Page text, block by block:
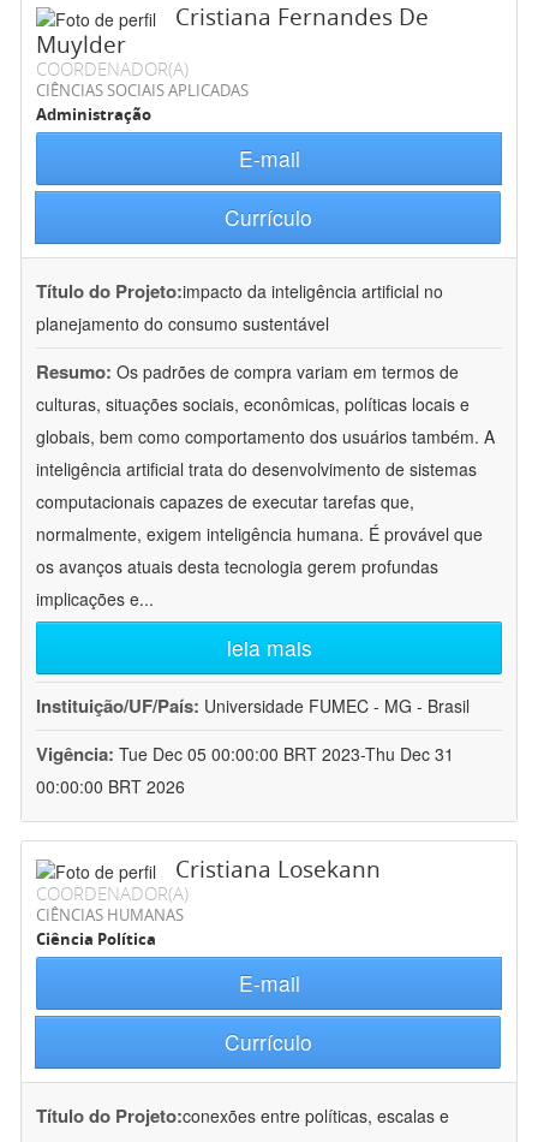
Cristiana Fernandes De
Muylder
COORDENADOR(A)
CIÊNCIAS SOCIAIS APLICADAS
Administração
E-mail
Currículo
Título do Projeto:impacto da inteligência artificial no
planejamento do consumo sustentável
Resumo: Os padrões de compra variam em termos de
culturas, situações sociais, econômicas, políticas locais e
globais, bem como comportamento dos usuários também. A
inteligência artificial trata do desenvolvimento de sistemas
computacionais capazes de executar tarefas que,
normalmente, exigem inteligência humana. É provável que
os avanços atuais desta tecnologia gerem profundas
implicações e...
leia mais
Instituição/UF/País: Universidade FUMEC - MG - Brasil
Vigência: Tue Dec 05 00:00:00 BRT 2023-Thu Dec 31
00:00:00 BRT 2026
Cristiana Losekann
COORDENADOR(A)
CIÊNCIAS HUMANAS
Ciência Política
E-mail
Currículo
Título do Projeto:conexões entre políticas, escalas e